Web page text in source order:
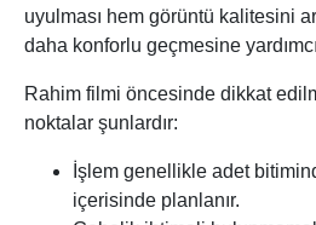
uyulması hem görüntü kalitesini
daha konforlu geçmesine
Rahim filmi öncesinde dikkat
noktalar şunlardır:
İşlem genellikle adet
içerisinde planlanır.